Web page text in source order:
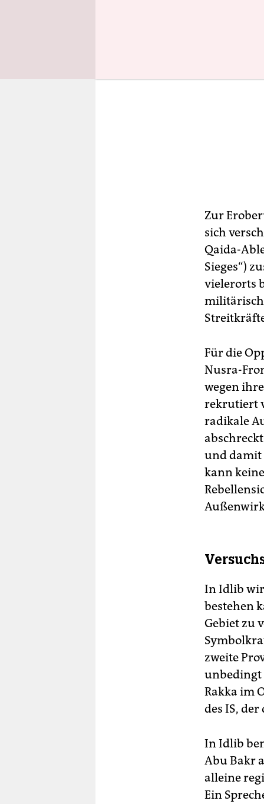
Zur
sich
Qaida-
Sieges“)
vielerorts
Für die
Nusra-
wegen
rekrutiert
radikale
und damit
kann
In Idlib
bestehen
Gebiet zu
zweite
unbedingt
Rakka im
des IS,
In Idlib
Abu Bakr
alleine
Ein